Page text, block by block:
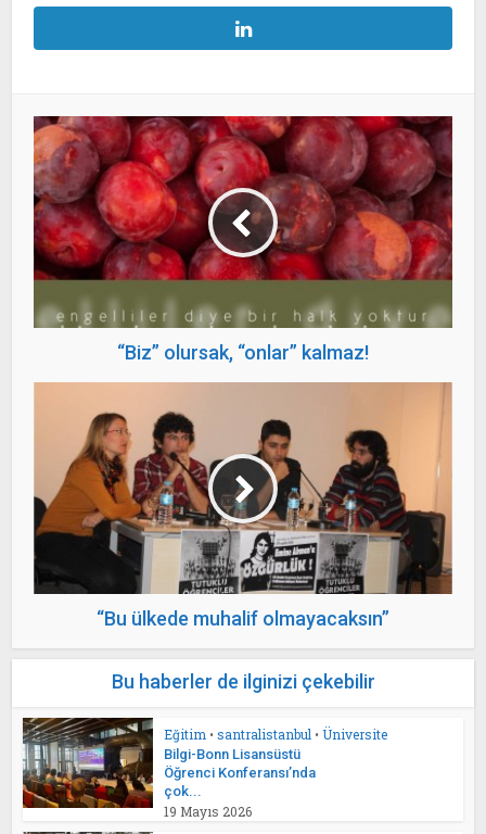
“Biz” olursak, “onlar” kalmaz!
“Bu ülkede muhalif olmayacaksın”
Bu haberler de ilginizi çekebilir
Eğitim • santralistanbul • Üniversite
Bilgi-Bonn Lisansüstü
Öğrenci Konferansı’nda
çok...
19 Mayıs 2026